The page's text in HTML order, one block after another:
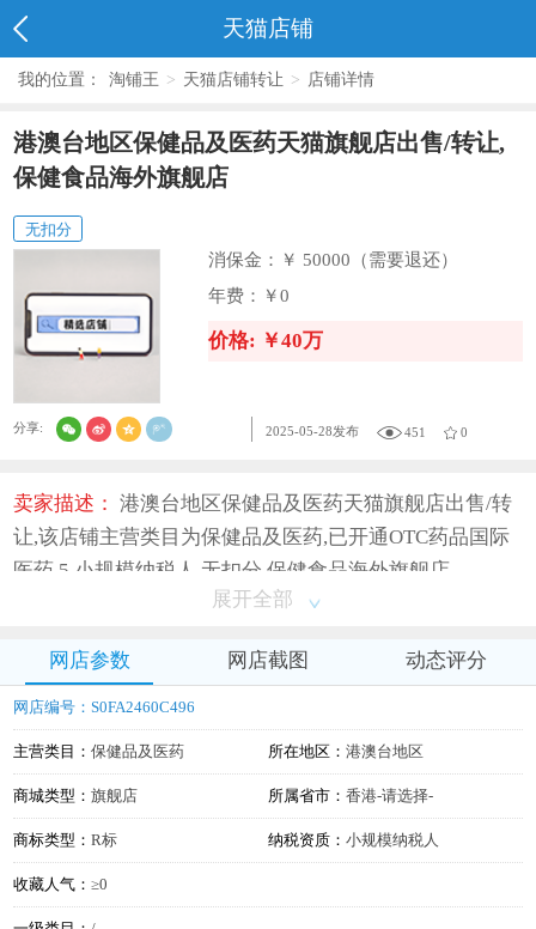
天猫店铺
我的位置： 淘铺王 > 天猫店铺转让 > 店铺详情
港澳台地区保健品及医药天猫旗舰店出售/转让,
保健食品海外旗舰店
无扣分
消保金：
￥ 50000（需要退还）
年费：
￥0
价格: ￥40万
分享: 2025-05-28发布 451 0
卖家描述： 港澳台地区保健品及医药天猫旗舰店出售/转
让,该店铺主营类目为保健品及医药,已开通OTC药品国际
医药,5,小规模纳税人,无扣分,保健食品海外旗舰店
展开全部
网店参数 网店截图 动态评分
网店编号：S0FA2460C496
主营类目：保健品及医药 所在地区： 港澳台地区
商城类型：旗舰店 所属省市： 香港-请选择-
商标类型：R标 纳税资质： 小规模纳税人
收藏人气：≥0